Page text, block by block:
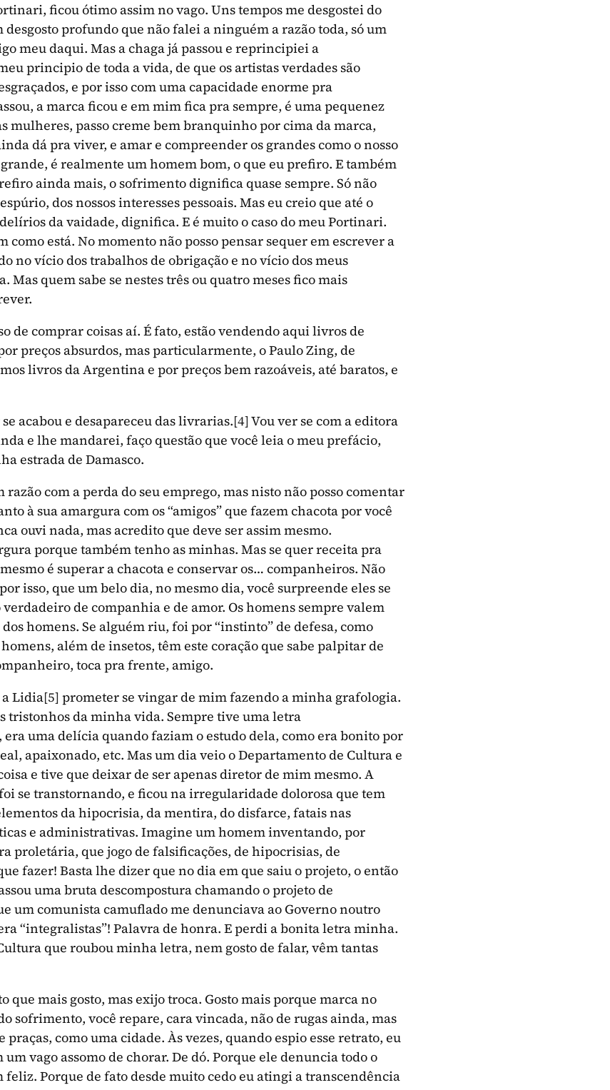
ficou ótimo assim no vago. Uns tempos me desgostei do
profundo que não falei a ninguém a razão toda, só um
meu daqui. Mas a chaga já passou e reprincipiei a
principio de toda a vida, de que os artistas verdades são
e por isso com uma capacidade enorme pra
a marca ficou e em mim fica pra sempre, é uma pequenez
mulheres, passo creme bem branquinho por cima da marca,
dá pra viver, e amar e compreender os grandes como o nosso
é realmente um homem bom, o que eu prefiro. E também
ainda mais, o sofrimento dignifica quase sempre. Só não
dos nossos interesses pessoais. Mas eu creio que até o
da vaidade, dignifica. E é muito o caso do meu Portinari.
como está. No momento não posso pensar sequer em escrever a
no vício dos trabalhos de obrigação e no vício dos meus
Mas quem sabe se nestes três ou quatro meses fico mais
de comprar coisas aí. É fato, estão vendendo aqui livros de
preços absurdos, mas particularmente, o Paulo Zing, de
livros da Argentina e por preços bem razoáveis, até baratos, e
acabou e desapareceu das livrarias.[4] Vou ver se com a editora
e lhe mandarei, faço questão que você leia o meu prefácio,
estrada de Damasco.
razão com a perda do seu emprego, mas nisto não posso comentar
à sua amargura com os “amigos” que fazem chacota por você
ouvi nada, mas acredito que deve ser assim mesmo.
porque também tenho as minhas. Mas se quer receita pra
é superar a chacota e conservar os… companheiros. Não
isso, que um belo dia, no mesmo dia, você surpreende eles se
de companhia e de amor. Os homens sempre valem
homens. Se alguém riu, foi por “instinto” de defesa, como
além de insetos, têm este coração que sabe palpitar de
toca pra frente, amigo.
Lidia[5] prometer se vingar de mim fazendo a minha grafologia.
tristonhos da minha vida. Sempre tive uma letra
uma delícia quando faziam o estudo dela, como era bonito por
apaixonado, etc. Mas um dia veio o Departamento de Cultura e
e tive que deixar de ser apenas diretor de mim mesmo. A
se transtornando, e ficou na irregularidade dolorosa que tem
da hipocrisia, da mentira, do disfarce, fatais nas
e administrativas. Imagine um homem inventando, por
proletária, que jogo de falsificações, de hipocrisias, de
fazer! Basta lhe dizer que no dia em que saiu o projeto, o então
uma bruta descompostura chamando o projeto de
um comunista camuflado me denunciava ao Governo noutro
“integralistas”! Palavra de honra. E perdi a bonita letra minha.
que roubou minha letra, nem gosto de falar, vêm tantas
que mais gosto, mas exijo troca. Gosto mais porque marca no
sofrimento, você repare, cara vincada, não de rugas ainda, mas
praças, como uma cidade. Às vezes, quando espio esse retrato, eu
vago assomo de chorar. De dó. Porque ele denuncia todo o
Porque de fato desde muito cedo eu atingi a transcendência